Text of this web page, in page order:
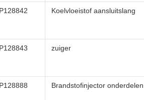
Koelvloeistof aansluitslang
zuiger
Brandstofinjector onderdelen